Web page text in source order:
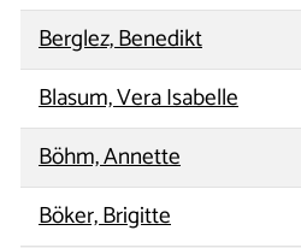
Berglez, Benedikt
Blasum, Vera Isabelle
Böhm, Annette
Böker, Brigitte